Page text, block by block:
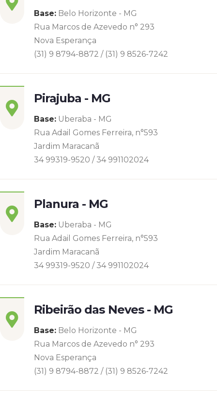
Base: Belo Horizonte - MG
Rua Marcos de Azevedo n° 293
Nova Esperança
(31) 9 8794-8872 / (31) 9 8526-7242
Pirajuba - MG
Base: Uberaba - MG
Rua Adail Gomes Ferreira, n°593
Jardim Maracanã
34 99319-9520 / 34 991102024
Planura - MG
Base: Uberaba - MG
Rua Adail Gomes Ferreira, n°593
Jardim Maracanã
34 99319-9520 / 34 991102024
Ribeirão das Neves - MG
Base: Belo Horizonte - MG
Rua Marcos de Azevedo n° 293
Nova Esperança
(31) 9 8794-8872 / (31) 9 8526-7242